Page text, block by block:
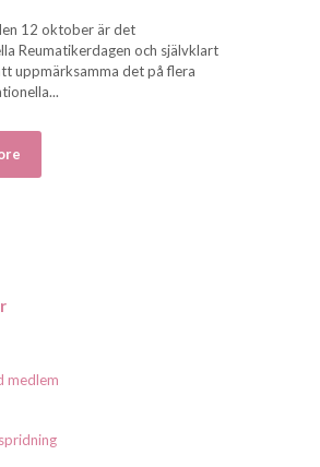
12 oktober är det
Reumatikerdagen och självklart
uppmärksamma det på flera
medlem